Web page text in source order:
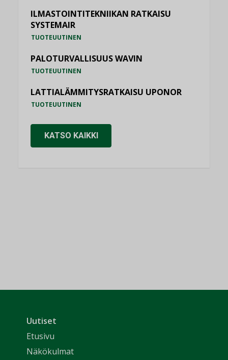
ILMASTOINTITEKNIIKAN RATKAISU
SYSTEMAIR
TUOTEUUTINEN
PALOTURVALLISUUS WAVIN
TUOTEUUTINEN
LATTIALÄMMITYSRATKAISU UPONOR
TUOTEUUTINEN
KATSO KAIKKI
Uutiset
Etusivu
Näkökulmat